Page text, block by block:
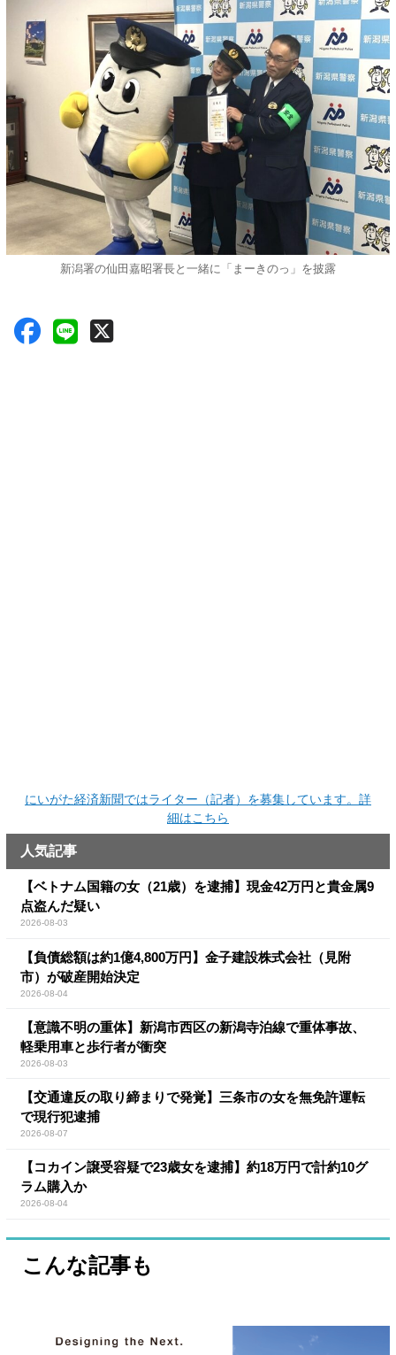
新潟署の仙田嘉昭署長と一緒に「まーきのっ」を披露
にいがた経済新聞ではライター（記者）を募集しています。詳
細はこちら
人気記事
【ベトナム国籍の女（21歳）を逮捕】現金42万円と貴金属9
点盗んだ疑い
2026-08-03
【負債総額は約1億4,800万円】金子建設株式会社（見附
市）が破産開始決定
2026-08-04
【意識不明の重体】新潟市西区の新潟寺泊線で重体事故、
軽乗用車と歩行者が衝突
2026-08-03
【交通違反の取り締まりで発覚】三条市の女を無免許運転
で現行犯逮捕
2026-08-07
【コカイン譲受容疑で23歳女を逮捕】約18万円で計約10グ
ラム購入か
2026-08-04
こんな記事も